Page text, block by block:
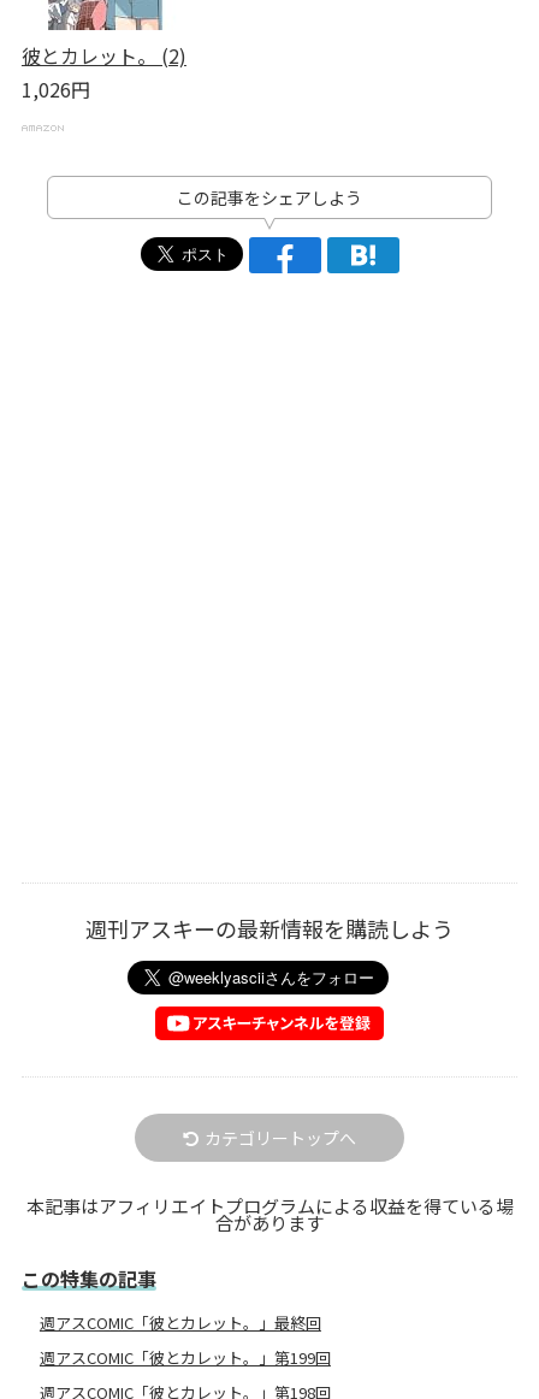
彼とカレット。 (2)
1,026円
この記事をシェアしよう
週刊アスキーの最新情報を購読しよう
カテゴリートップへ
本記事はアフィリエイトプログラムによる収益を得ている場
合があります
この特集の記事
週アスCOMIC「彼とカレット。」最終回
週アスCOMIC「彼とカレット。」第199回
週アスCOMIC「彼とカレット。」第198回